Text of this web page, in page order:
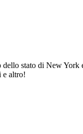
dello stato di New York
e altro!